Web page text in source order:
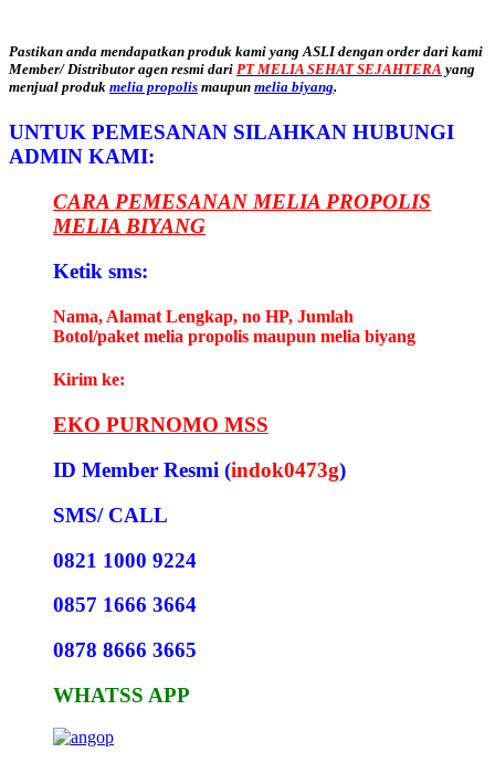
Pastikan anda mendapatkan produk kami yang ASLI dengan order dari kami
Member/ Distributor agen resmi dari PT MELIA SEHAT SEJAHTERA yang
menjual produk melia propolis maupun melia biyang.
UNTUK PEMESANAN SILAHKAN HUBUNGI
ADMIN KAMI:
CARA PEMESANAN MELIA PROPOLIS
MELIA BIYANG
Ketik sms:
Nama, Alamat Lengkap, no HP, Jumlah
Botol/paket melia propolis maupun melia biyang
Kirim ke:
EKO PURNOMO MSS
ID Member Resmi (indok0473g)
SMS/ CALL
0821 1000 9224
0857 1666 3664
0878 8666 3665
WHATSS APP